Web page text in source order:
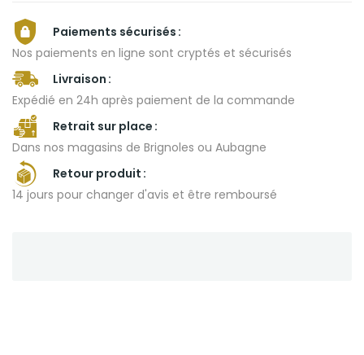
Paiements sécurisés
Nos paiements en ligne sont cryptés et sécurisés
Livraison
Expédié en 24h après paiement de la commande
Retrait sur place
Dans nos magasins de Brignoles ou Aubagne
Retour produit
14 jours pour changer d'avis et être remboursé